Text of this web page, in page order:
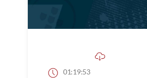
01:19:53